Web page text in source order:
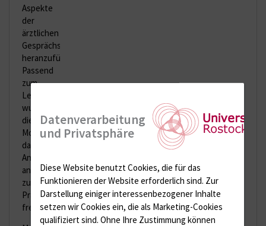
Aspekte
der
ärztlichen
Gesprächsführung
heranzuführen.
Passend
zum
Lehrverlauf
wurden
die
Module
daher im
Anschluss
an die
zugehörigen
Präsenzeinheiten
freigeschaltet.
Datenverarbeitung
und Privatsphäre
Diese Website benutzt Cookies, die für das
Funktionieren der Website erforderlich sind. Zur
Darstellung einiger interessenbezogener Inhalte
setzen wir Cookies ein, die als Marketing-Cookies
qualifiziert sind. Ohne Ihre Zustimmung können